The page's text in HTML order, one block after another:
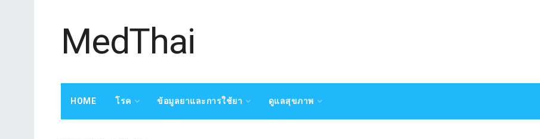
MedThai
HOME โรค ข้อมูลยาและการใช้ยา ดูแลสุขภาพ